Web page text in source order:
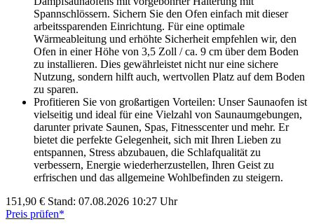
Spannschlössern. Sichern Sie den Ofen einfach mit dieser
arbeitssparenden Einrichtung. Für eine optimale
Wärmeableitung und erhöhte Sicherheit empfehlen wir, den
Ofen in einer Höhe von 3,5 Zoll / ca. 9 cm über dem Boden
zu installieren. Dies gewährleistet nicht nur eine sichere
Nutzung, sondern hilft auch, wertvollen Platz auf dem Boden
zu sparen.
Profitieren Sie von großartigen Vorteilen: Unser Saunaofen ist
vielseitig und ideal für eine Vielzahl von Saunaumgebungen,
darunter private Saunen, Spas, Fitnesscenter und mehr. Er
bietet die perfekte Gelegenheit, sich mit Ihren Lieben zu
entspannen, Stress abzubauen, die Schlafqualität zu
verbessern, Energie wiederherzustellen, Ihren Geist zu
erfrischen und das allgemeine Wohlbefinden zu steigern.
151,90 € Stand: 07.08.2026 10:27 Uhr
Preis prüfen*